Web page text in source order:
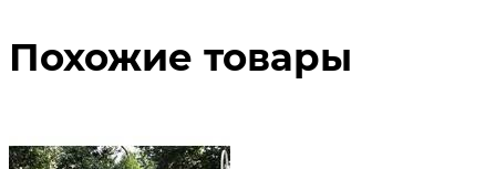
Похожие товары